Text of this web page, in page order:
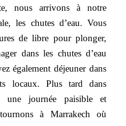
nous arrivons à notre
les chutes d’eau. Vous
de libre pour plonger,
dans les chutes d’eau
également déjeuner dans
locaux. Plus tard dans
une journée paisible et
à Marrakech où